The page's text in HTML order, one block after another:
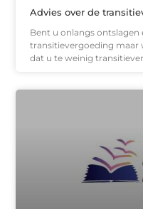
Advies over de
Bent u onlangs ontslagen
transitievergoeding maar
dat u te weinig